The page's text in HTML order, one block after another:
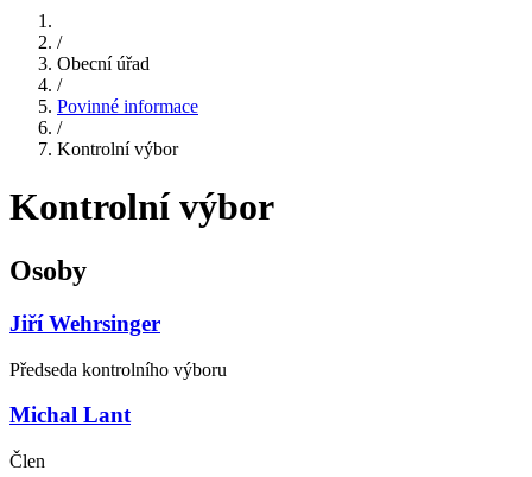
/
Obecní úřad
/
Povinné informace
/
Kontrolní výbor
Kontrolní výbor
Osoby
Jiří Wehrsinger
Předseda kontrolního výboru
Michal Lant
Člen